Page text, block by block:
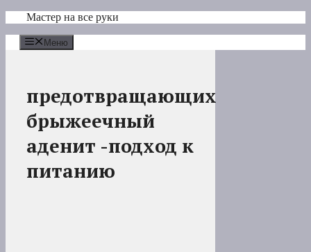
Перейти
содержимому
Мастер на все руки
Меню
предотвращающих
брыжеечный
аденит -подход к
питанию